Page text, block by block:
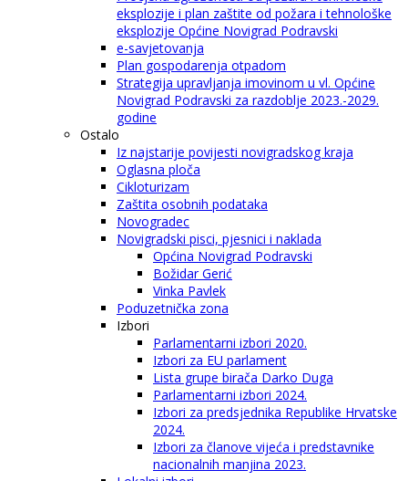
eksplozije i plan zaštite od požara i tehnološke
eksplozije Općine Novigrad Podravski
e-savjetovanja
Plan gospodarenja otpadom
Strategija upravljanja imovinom u vl. Općine
Novigrad Podravski za razdoblje 2023.-2029.
godine
Ostalo
Iz najstarije povijesti novigradskog kraja
Oglasna ploča
Cikloturizam
Zaštita osobnih podataka
Novogradec
Novigradski pisci, pjesnici i naklada
Općina Novigrad Podravski
Božidar Gerić
Vinka Pavlek
Poduzetnička zona
Izbori
Parlamentarni izbori 2020.
Izbori za EU parlament
Lista grupe birača Darko Duga
Parlamentarni izbori 2024.
Izbori za predsjednika Republike Hrvatske
2024.
Izbori za članove vijeća i predstavnike
nacionalnih manjina 2023.